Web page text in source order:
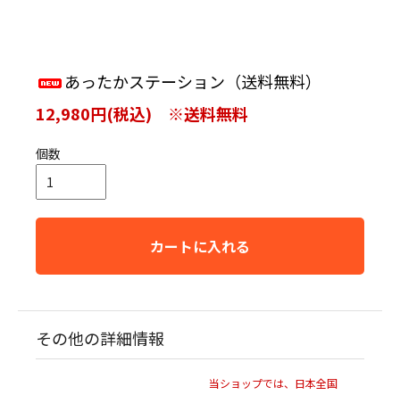
あったかステーション（送料無料）
12,980円(税込) ※送料無料
個数
カートに入れる
その他の詳細情報
当ショップでは、日本全国